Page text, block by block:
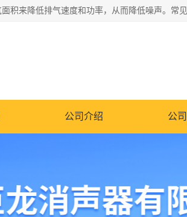
公司介绍 公